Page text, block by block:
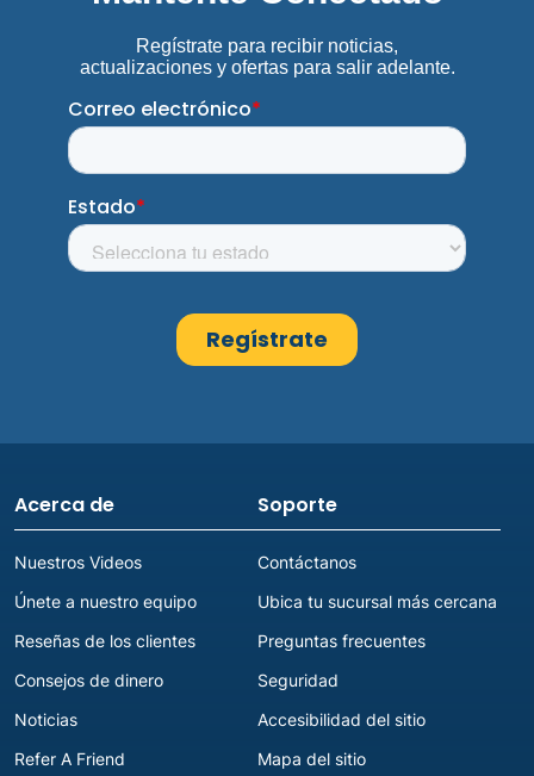
Acerca de
Nuestros Videos
Únete a nuestro equipo
Reseñas de los clientes
Consejos de dinero
Noticias
Refer A Friend
Soporte
Contáctanos
Ubica tu sucursal más cercana
Preguntas frecuentes
Seguridad
Accesibilidad del sitio
Mapa del sitio